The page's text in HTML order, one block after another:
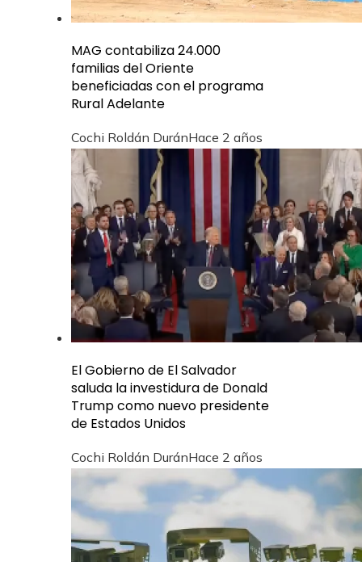
MAG contabiliza 24.000
familias del Oriente
beneficiadas con el programa
Rural Adelante
Cochi Roldán DuránHace 2 años
El Gobierno de El Salvador
saluda la investidura de Donald
Trump como nuevo presidente
de Estados Unidos
Cochi Roldán DuránHace 2 años